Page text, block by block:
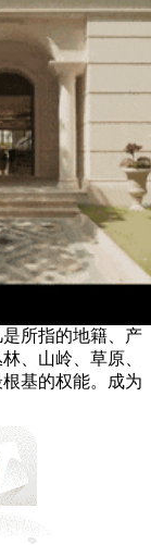
所指的地籍、产
、山岭、草原、
基的权能。成为